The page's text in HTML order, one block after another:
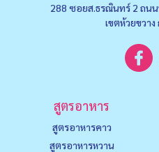
288 ซอยส.ธรณินทร์ 2 ถน
เขตห้วยขวา
สูตรอาหาร
สูตรอาหารคาว
สูตรอาหารหวาน